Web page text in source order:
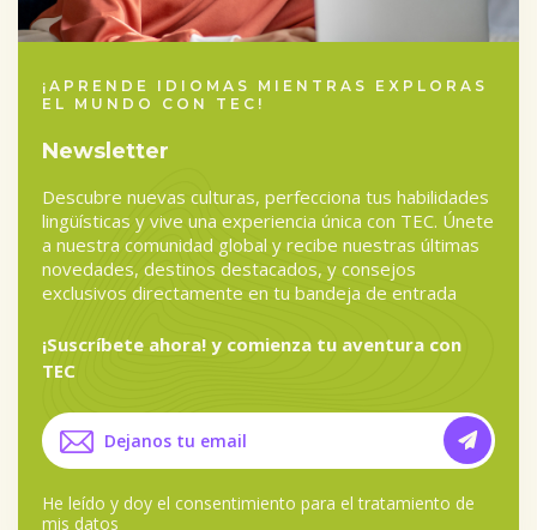
¡APRENDE IDIOMAS MIENTRAS EXPLORAS
EL MUNDO CON TEC!
Newsletter
Descubre nuevas culturas, perfecciona tus habilidades
lingüísticas y vive una experiencia única con TEC. Únete
a nuestra comunidad global y recibe nuestras últimas
novedades, destinos destacados, y consejos
exclusivos directamente en tu bandeja de entrada
¡Suscríbete ahora! y comienza tu aventura con
TEC
He leído y doy el consentimiento para el tratamiento de
mis datos